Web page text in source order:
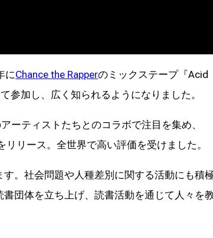
にChance the Rapperのミックステープ『Acid
参加し、広く知られるようになりました。
ーティストたちとのコラボで注目を集め、
リース。全世界で高い評価を受けました。
。社会問題や人種差別に関する活動にも積
団体を立ち上げ、読書活動を通じて人々を